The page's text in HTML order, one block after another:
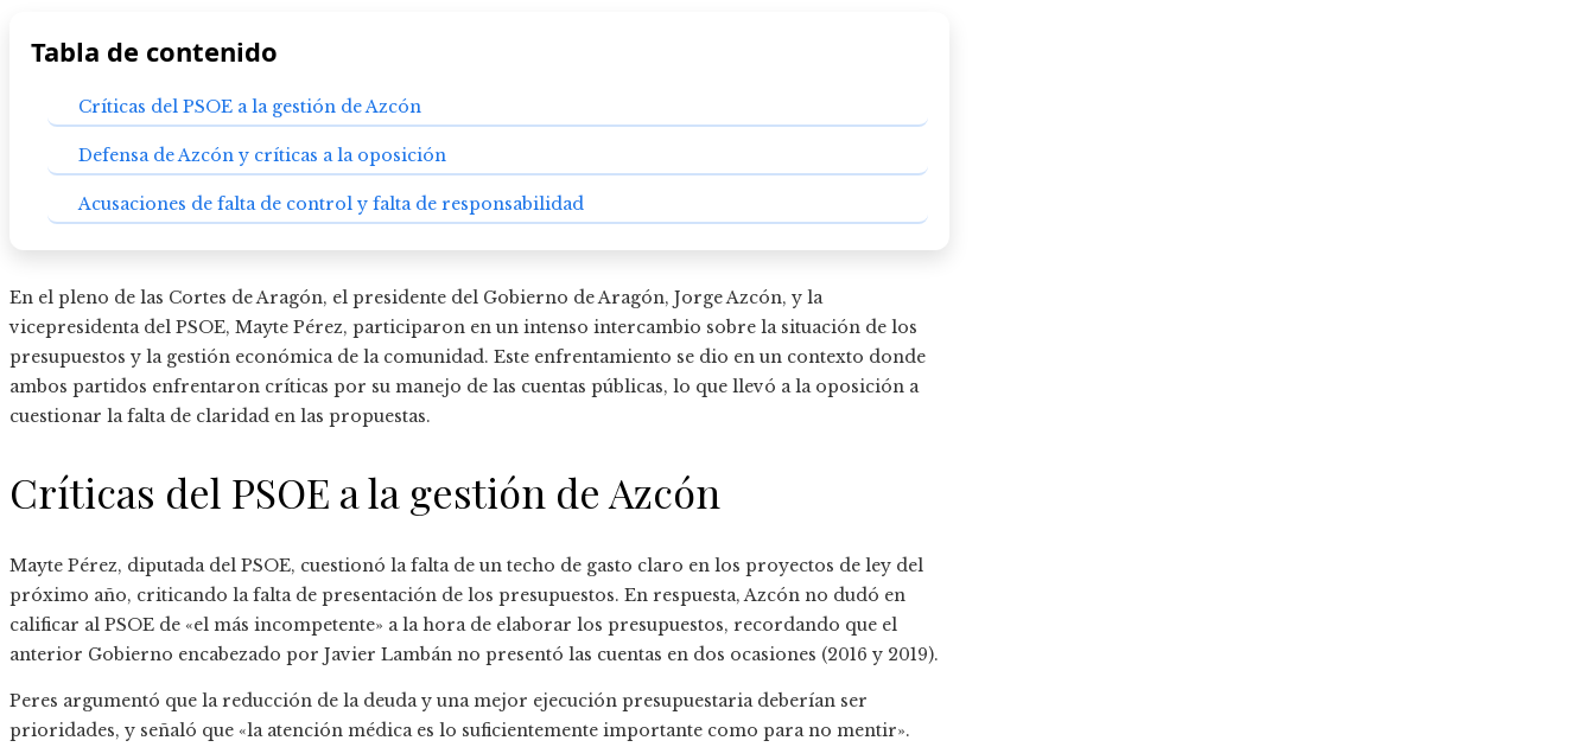
Tabla de contenido
Críticas del PSOE a la gestión de Azcón
Defensa de Azcón y críticas a la oposición
Acusaciones de falta de control y falta de responsabilidad
En el pleno de las Cortes de Aragón, el presidente del Gobierno de Aragón, Jorge Azcón, y la
vicepresidenta del PSOE, Mayte Pérez, participaron en un intenso intercambio sobre la situación de los
presupuestos y la gestión económica de la comunidad. Este enfrentamiento se dio en un contexto donde
ambos partidos enfrentaron críticas por su manejo de las cuentas públicas, lo que llevó a la oposición a
cuestionar la falta de claridad en las propuestas.
Críticas del PSOE a la gestión de Azcón
Mayte Pérez, diputada del PSOE, cuestionó la falta de un techo de gasto claro en los proyectos de ley del
próximo año, criticando la falta de presentación de los presupuestos. En respuesta, Azcón no dudó en
calificar al PSOE de «el más incompetente» a la hora de elaborar los presupuestos, recordando que el
anterior Gobierno encabezado por Javier Lambán no presentó las cuentas en dos ocasiones (2016 y 2019).
Peres argumentó que la reducción de la deuda y una mejor ejecución presupuestaria deberían ser
prioridades, y señaló que «la atención médica es lo suficientemente importante como para no mentir».